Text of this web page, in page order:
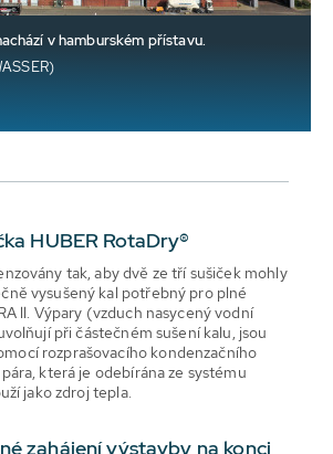
v hamburském přístavu.
HUBER RotaDry®
tak, aby dvě ze tří sušiček mohly
vysušený kal potřebný pro plné
ll. Výpary (vzduch nasycený vodní
při částečném sušení kalu, jsou
rozprašovacího kondenzačního
která je odebírána ze systému
jako zdroj tepla.
zahájení výstavby na konci